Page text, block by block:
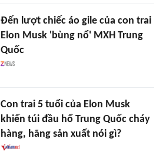
Đến lượt chiếc áo gile của con trai
Elon Musk 'bùng nổ' MXH Trung
Quốc
Con trai 5 tuổi của Elon Musk
khiến túi đầu hổ Trung Quốc cháy
hàng, hãng sản xuất nói gì?